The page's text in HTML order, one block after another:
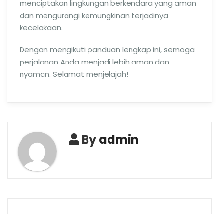
menciptakan lingkungan berkendara yang aman
dan mengurangi kemungkinan terjadinya
kecelakaan.
Dengan mengikuti panduan lengkap ini, semoga
perjalanan Anda menjadi lebih aman dan
nyaman. Selamat menjelajah!
Byadmin